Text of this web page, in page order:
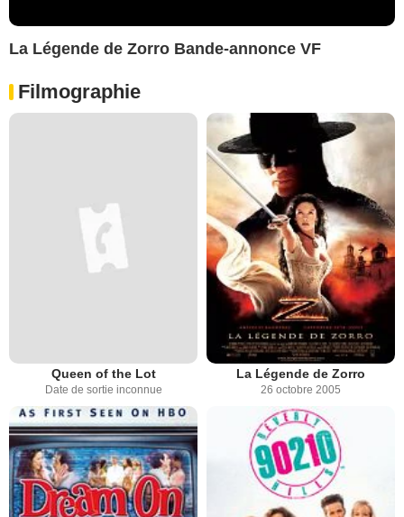
La Légende de Zorro Bande-annonce VF
Filmographie
Queen of the Lot
Date de sortie inconnue
La Légende de Zorro
26 octobre 2005